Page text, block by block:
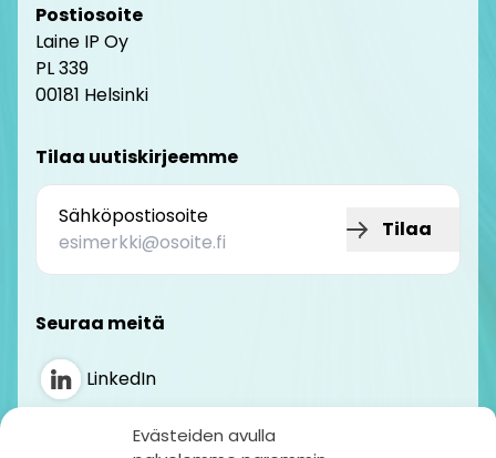
Evästeiden avulla
Postiosoite
Laine IP Oy
PL 339
00181 Helsinki
Tilaa uutiskirjeemme
Sähköpostiosoite
Tilaa
Seuraa meitä
LinkedIn
Instagram